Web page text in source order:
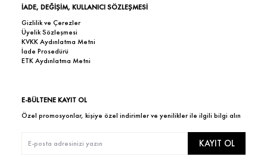
İADE, DEĞİŞİM, KULLANICI SÖZLEŞMESİ
Gizlilik ve Çerezler
Üyelik Sözleşmesi
KVKK Aydınlatma Metni
İade Prosedürü
ETK Aydınlatma Metni
E-BÜLTENE KAYIT OL
Özel promosyonlar, kişiye özel indirimler ve yenilikler ile ilgili bilgi alın
KAYIT OL